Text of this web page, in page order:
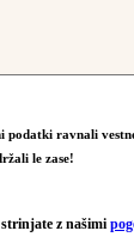
podatki ravnali
le zase!
z našimi